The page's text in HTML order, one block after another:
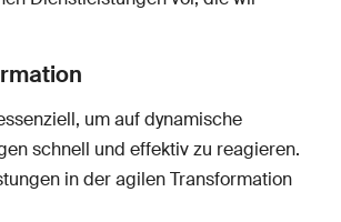
um auf dynamische
schnell und effektiv zu reagieren.
in der agilen Transformation